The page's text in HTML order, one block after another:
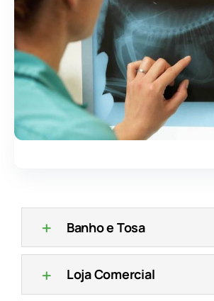
Banho e Tosa
Loja Comercial